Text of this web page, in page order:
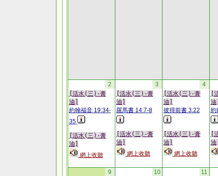
2
[活水(三)-膏
油]
約翰福音 19:34-
35
[活水(三)-膏
油]
網上收聽
3
[活水(三)-膏
油]
羅馬書 14:7-8
[活水(三)-膏
油]
網上收聽
4
[活水(三)-膏
油]
彼得前書 3:22
[活水(三)-膏
油]
網上收聽
[
約
[
9
10
11